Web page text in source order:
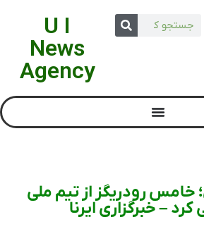
U I
News
Agency
خامس رودریگز از تیم ملی
– خبرگزاری ایرنا